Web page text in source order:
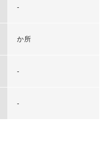
-
か所
-
-